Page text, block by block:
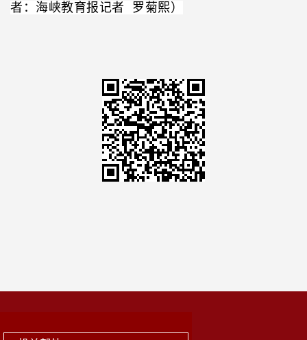
者：海峡教育报记者 罗菊熙）